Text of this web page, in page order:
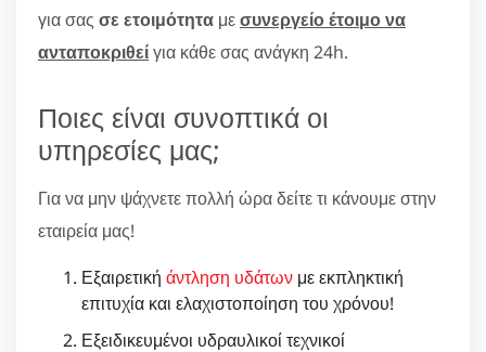
για σας σε ετοιμότητα μεσυνεργείο έτοιμο να
ανταποκριθείγια κάθε σας ανάγκη 24h.
Ποιες είναι συνοπτικά οι
υπηρεσίες μας;
Για να μην ψάχνετε πολλή ώρα δείτε τι κάνουμε στην
εταιρεία μας!
Εξαιρετική άντληση υδάτων με εκπληκτική
επιτυχία και ελαχιστοποίηση του χρόνου!
Εξειδικευμένοι υδραυλικοί τεχνικοί